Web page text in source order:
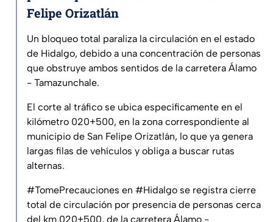
Felipe Orizatlán
Un bloqueo total paraliza la circulación en el estado
de Hidalgo, debido a una concentración de personas
que obstruye ambos sentidos de la carretera Álamo
- Tamazunchale.
El corte al tráfico se ubica específicamente en el
kilómetro 020+500, en la zona correspondiente al
municipio de San Felipe Orizatlán, lo que ya genera
largas filas de vehículos y obliga a buscar rutas
alternas.
#TomePrecauciones en #Hidalgo se registra cierre
total de circulación por presencia de personas cerca
del km 020+500, de la carretera Álamo -